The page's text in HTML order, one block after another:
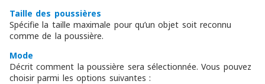
Taille des poussières
Spécifie la taille maximale pour qu’un objet soit reconnu
comme de la poussière.
Mode
Décrit comment la poussière sera sélectionnée. Vous pouvez
choisir parmi les options suivantes :